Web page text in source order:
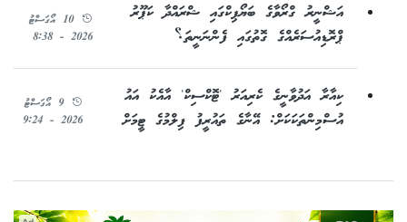
އަޝްނީރު ގްރޯވާގެ ބަޔޯޕިކްގައި ޝްރައްދާ ކަޕޫރު
ޕްރޮޑިއުސަރެއްގެ ގޮތުގައި ފެންނަނީތަ؟
10 އޯގަސްޓު
2026 - 8:38
ކިއާރާ އަދުވާނީގެ ކެރިއަރު 'ޓޮކްސިކް' އާއެކު އައު
އުސްމިންތަކަކަށް: އޭނާގެ ތައުރީފު ފިލްމުގެ ޓީމަށް
9 އޯގަސްޓު
2026 - 9:24